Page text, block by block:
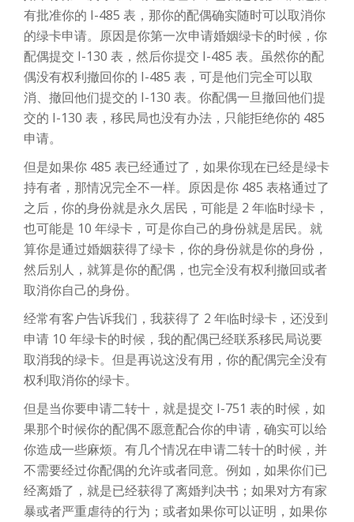
有批准你的 I-485 表，那你的配偶确实随时可以取消你
的绿卡申请。原因是你第一次申请婚姻绿卡的时候，你
配偶提交 I-130 表，然后你提交 I-485 表。虽然你的配
偶没有权利撤回你的 I-485 表，可是他们完全可以取
消、撤回他们提交的 I-130 表。你配偶一旦撤回他们提
交的 I-130 表，移民局也没有办法，只能拒绝你的 485
申请。
但是如果你 485 表已经通过了，如果你现在已经是绿卡
持有者，那情况完全不一样。原因是你 485 表格通过了
之后，你的身份就是永久居民，可能是 2 年临时绿卡，
也可能是 10 年绿卡，可是你自己的身份就是居民。就
算你是通过婚姻获得了绿卡，你的身份就是你的身份，
然后别人，就算是你的配偶，也完全没有权利撤回或者
取消你自己的身份。
经常有客户告诉我们，我获得了 2 年临时绿卡，还没到
申请 10 年绿卡的时候，我的配偶已经联系移民局说要
取消我的绿卡。但是再说这没有用，你的配偶完全没有
权利取消你的绿卡。
但是当你要申请二转十，就是提交 I-751 表的时候，如
果那个时候你的配偶不愿意配合你的申请，确实可以给
你造成一些麻烦。有几个情况在申请二转十的时候，并
不需要经过你配偶的允许或者同意。例如，如果你们已
经离婚了，就是已经获得了离婚判决书；如果对方有家
暴或者严重虐待的行为；或者如果你可以证明，如果你